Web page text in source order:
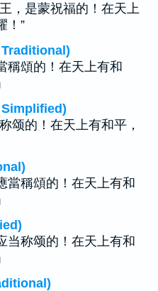
，是蒙祝福的！在天上
！”
Traditional)
稱頌的！在天上有和
Simplified)
颂的！在天上有和平，
當稱頌的！在天上有和
当称颂的！在天上有和